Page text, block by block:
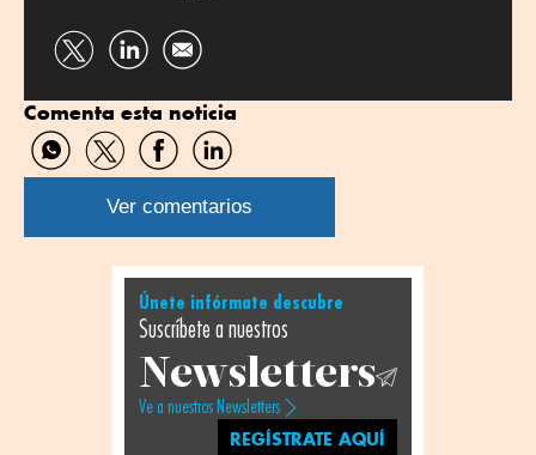
Compartir
Twitter
Compartir
Linkedin
Comenta esta noticia
Compartir
por
WhatsApp
Compartir
por
Twitter
Compartir
por
Facebook
Compartir
por
Linkedin
Ver comentarios
Únete infórmate descubre
Suscríbete a nuestros
Newsletters
Ve a nuestros Newsletters
REGÍSTRATE AQUÍ